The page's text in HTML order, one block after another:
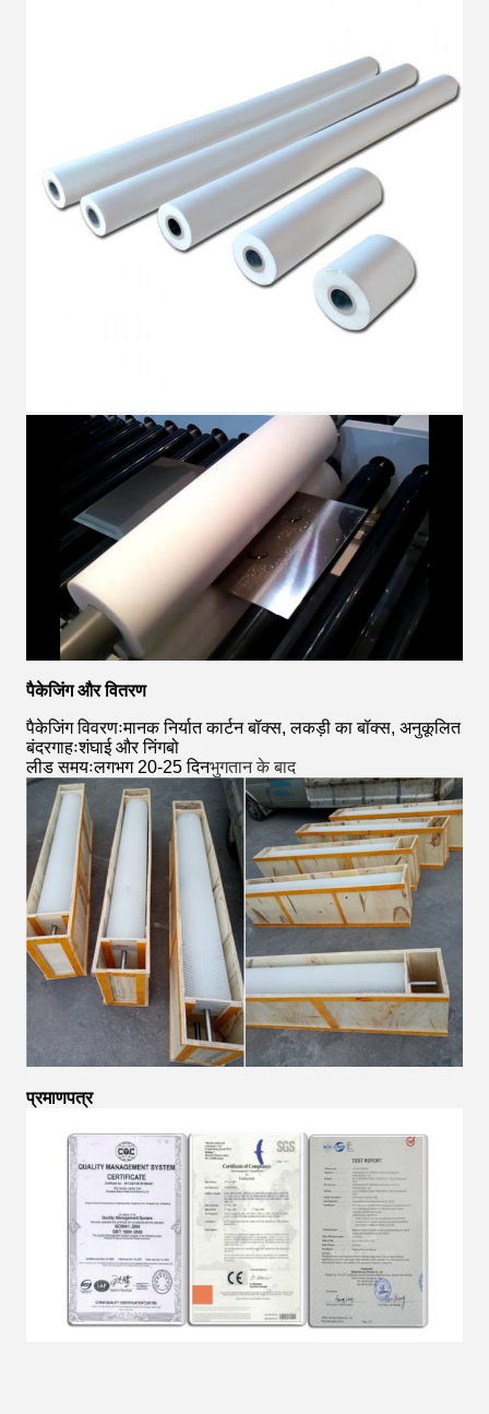
पैकेजिंग और वितरण
पैकेजिंग विवरणःमानक निर्यात कार्टन बॉक्स, लकड़ी का बॉक्स, अनुकूलित
बंदरगाहःशंघाई और निंगबो
लीड समयःलगभग 20-25 दिनभुगतान के बाद
प्रमाणपत्र